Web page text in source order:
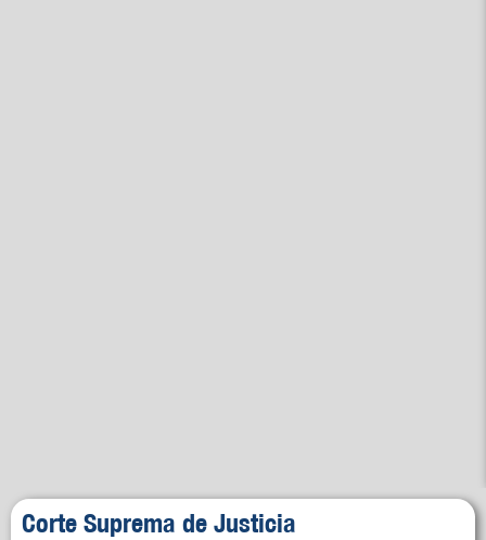
Corte Suprema de Justicia